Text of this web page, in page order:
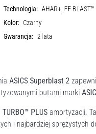
Technologia: AHAR+, FF BLAST™
Kolor: Czarny
Gwarancja: 2 lata
ASICS Superblast 2
butami marki
TURBO™ PLUS amortyzacji.
i najbardziej sprężystych